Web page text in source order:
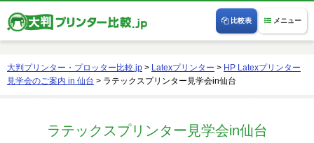
メニュー
比較表
大判プリンター・プロッター比較.jp > Latexプリンター > HP Latexプリンター
見学会のご案内 in 仙台 > ラテックスプリンター見学会in仙台
ラテックスプリンター見学会in仙台